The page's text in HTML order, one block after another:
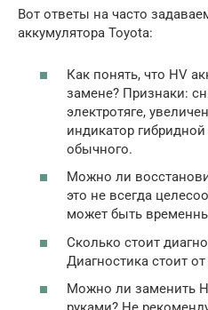
Вот ответы на часто
аккумулятора Toyota:
Как понять, что HV
замене? Признаки:
электротяге,
индикатор
обычного.
Можно ли
это не всегда
может быть
Сколько стоит
Диагностика стоит
Можно ли заменить